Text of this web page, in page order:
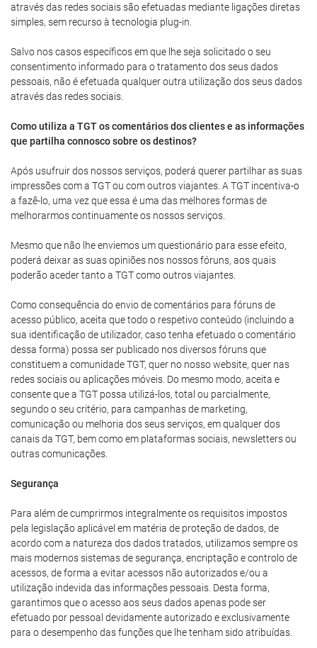
através das redes sociais são efetuadas mediante ligações diretas
simples, sem recurso à tecnologia plug-in.
Salvo nos casos específicos em que lhe seja solicitado o seu
consentimento informado para o tratamento dos seus dados
pessoais, não é efetuada qualquer outra utilização dos seus dados
através das redes sociais.
Como utiliza a TGT os comentários dos clientes e as informações
que partilha connosco sobre os destinos?
Após usufruir dos nossos serviços, poderá querer partilhar as suas
impressões com a TGT ou com outros viajantes. A TGT incentiva-o
a fazê-lo, uma vez que essa é uma das melhores formas de
melhorarmos continuamente os nossos serviços.
Mesmo que não lhe enviemos um questionário para esse efeito,
poderá deixar as suas opiniões nos nossos fóruns, aos quais
poderão aceder tanto a TGT como outros viajantes.
Como consequência do envio de comentários para fóruns de
acesso público, aceita que todo o respetivo conteúdo (incluindo a
sua identificação de utilizador, caso tenha efetuado o comentário
dessa forma) possa ser publicado nos diversos fóruns que
constituem a comunidade TGT, quer no nosso website, quer nas
redes sociais ou aplicações móveis. Do mesmo modo, aceita e
consente que a TGT possa utilizá-los, total ou parcialmente,
segundo o seu critério, para campanhas de marketing,
comunicação ou melhoria dos seus serviços, em qualquer dos
canais da TGT, bem como em plataformas sociais, newsletters ou
outras comunicações.
Segurança
Para além de cumprirmos integralmente os requisitos impostos
pela legislação aplicável em matéria de proteção de dados, de
acordo com a natureza dos dados tratados, utilizamos sempre os
mais modernos sistemas de segurança, encriptação e controlo de
acessos, de forma a evitar acessos não autorizados e/ou a
utilização indevida das informações pessoais. Desta forma,
garantimos que o acesso aos seus dados apenas pode ser
efetuado por pessoal devidamente autorizado e exclusivamente
para o desempenho das funções que lhe tenham sido atribuídas.